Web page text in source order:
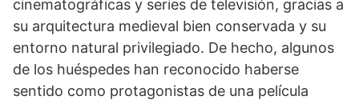
cinematográficas y series de ⁢televisión, gracias a
su arquitectura medieval bien conservada y su
entorno natural privilegiado. De hecho, algunos
de los huéspedes ​han⁣ reconocido haberse
sentido como protagonistas de una película